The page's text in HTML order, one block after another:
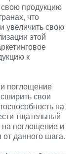
продукцию
что
увеличить свою
этой
к
поглощение
свои
на
тщательный
поглощение и
от данного шага.